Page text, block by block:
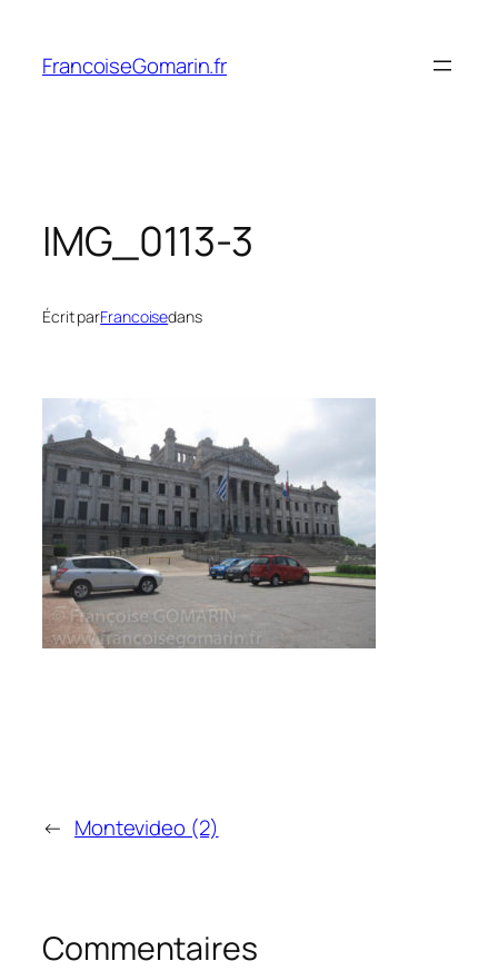
contenu
FrancoiseGomarin.fr
IMG_0113-3
Écrit parFrancoisedans
← Montevideo (2)
Commentaires